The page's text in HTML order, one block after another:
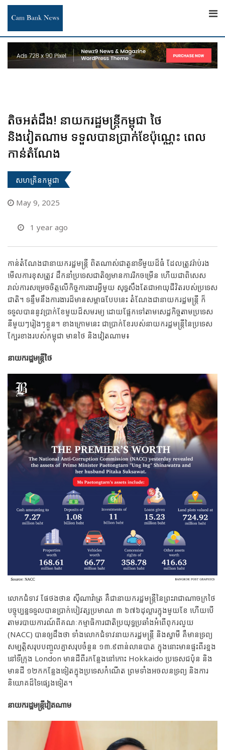
Skip
content
តិចអត់ដឹង! នាយករដ្ឋមន្ត្រីកម្ពុជា ថៃ
និងវៀតណាម ទទួលបានប្រាក់ខែប៉ុណ្ណេះ ពេល
កាន់តំណែង
សហគ្រិនកម្ពុជា
May 9, 2025
1 year ago
កាន់តំណែងជានាយករដ្ឋមន្ត្រី ពិតណាស់ជាតួនាទីមួយដ៏ធំ ដែលត្រូវរ៉ាប់រង
មើលការខុសត្រូវ ដឹកនាំប្រទេសជាតិឲ្យមានការរីកចម្រើន ហើយជាពិសេស
រាល់ការសម្រេចចិត្តលើកិច្ចការងារអ្វីមួយ សុទ្ធសឹងតែជាអាយុជីវិតរបស់ប្រទេស
ជាតិ។ ទន្ទឹមនឹងការងារដ៏មានសម្ពាធបែបនេះ តំណែងជានាយករដ្ឋមន្ត្រី ក៏
ទទួលបាននូវប្រាក់ខែមួយដ៏សមរម្យ ដោយផ្អែកទៅតាមសេដ្ឋកិច្ចតាមប្រទេស
នីមួយៗរៀងៗខ្លួន។ ខាងក្រោមនេះ ជាប្រាក់ខែរបស់នាយករដ្ឋមន្ត្រីនៃប្រទេស
ក្បែរខាងរបស់កម្ពុជា មានថៃ និងវៀតណាម៖
នាយករដ្ឋមន្ត្រីថៃ
លោកជំទាវ ផែថងថាន ស៊ីណាវ៉ាត្រ គឺជានាយករដ្ឋមន្ត្រីនៃព្រះរាជាណាចក្រថៃ
បច្ចុប្បន្នទទួលបានប្រាក់បៀវត្សប្រមាណ ៣ ៦៧៦ដុល្លារក្នុងមួយខែ ហើយបើ
តាមរបាយការណ៍ពីគណៈកម្មាធិការជាតិប្រយុទ្ធប្រឆាំងអំពើពុករលួយ
(NACC) បានឲ្យដឹងថា ទាំងលោកជំទាវនាយករដ្ឋមន្ត្រី និងស្វាមី គឺមានទ្រព្យ
សម្បត្តិសរុបបញ្ចូលគ្នាសរុបចំនួន ១៣.៩ពាន់លានបាត ក្នុងនោះមានផ្ទះពីរខ្នង
នៅទីក្រុង London មានដីពីរកន្លែងនៅកោះ Hokkaido ប្រទេសជប៉ុន និង
មានដី ១២កកន្លែងទៀតក្នុងប្រទេសកំណើត ព្រមទាំងអចលនទ្រព្យ និងការ
និយោគដ៏ទៃផ្សេងទៀត។
នាយករដ្ឋមន្ត្រីវៀតណាម